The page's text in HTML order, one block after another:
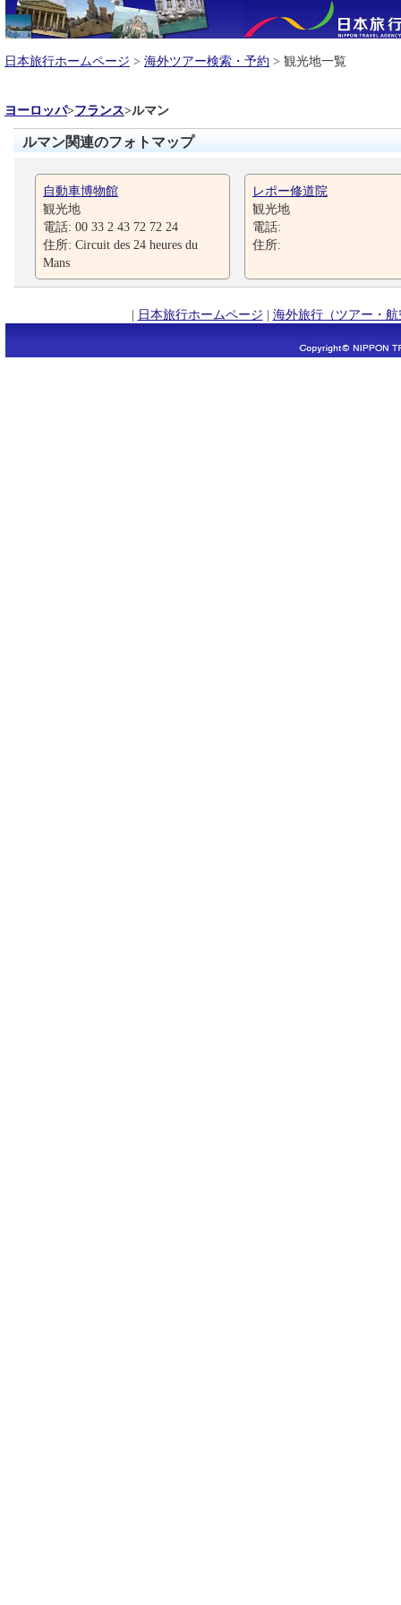
日本旅行ホームページ > 海外ツアー検索・予約 > 観光地一覧
ヨーロッパ>フランス>ルマン
ルマン関連のフォトマップ
自動車博物館
観光地
電話: 00 33 2 43 72 72 24
住所: Circuit des 24 heures du
Mans
レポー修道院
観光地
電話:
住所:
| 日本旅行ホームページ | 海外旅行（ツアー・航